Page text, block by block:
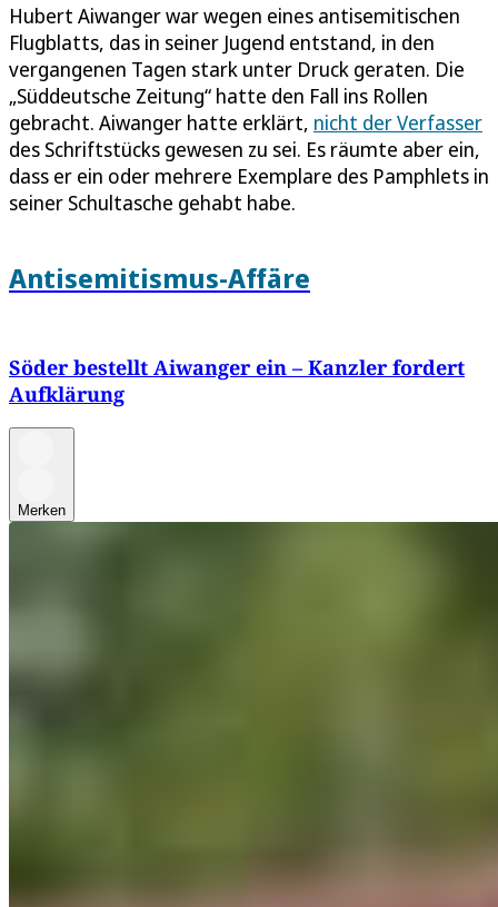
Hubert Aiwanger war wegen eines antisemitischen
Flugblatts, das in seiner Jugend entstand, in den
vergangenen Tagen stark unter Druck geraten. Die
„Süddeutsche Zeitung“ hatte den Fall ins Rollen
gebracht. Aiwanger hatte erklärt, nicht der Verfasser
des Schriftstücks gewesen zu sei. Es räumte aber ein,
dass er ein oder mehrere Exemplare des Pamphlets in
seiner Schultasche gehabt habe.
Antisemitismus-Affäre
Söder bestellt Aiwanger ein – Kanzler fordert
Aufklärung
Merken